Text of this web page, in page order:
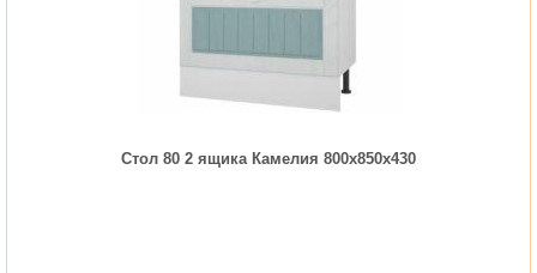
Стол 80 2 ящика Камелия 800х850х430